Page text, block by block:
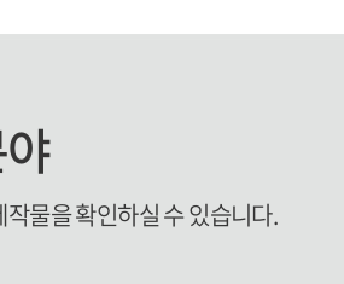
물을 확인하실 수 있습니다.